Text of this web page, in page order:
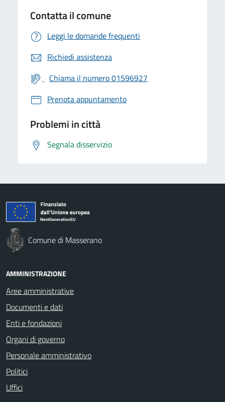
Contatta il comune
Leggi le domande frequenti
Richiedi assistenza
Chiama il numero 01596927
Prenota appuntamento
Problemi in città
Segnala disservizio
Comune di Masserano
AMMINISTRAZIONE
Aree amministrative
Documenti e dati
Enti e fondazioni
Organi di governo
Personale amministrativo
Politici
Uffici